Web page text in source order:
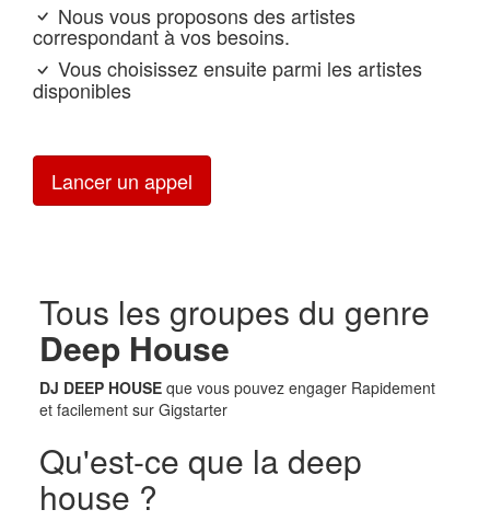
Nous vous proposons des artistes
correspondant à vos besoins.
Vous choisissez ensuite parmi les artistes
disponibles
Lancer un appel
Tous les groupes du genre
Deep House
DJ DEEP HOUSEque vous pouvez engager Rapidement
et facilement sur Gigstarter
Qu'est-ce que la deep
house ?